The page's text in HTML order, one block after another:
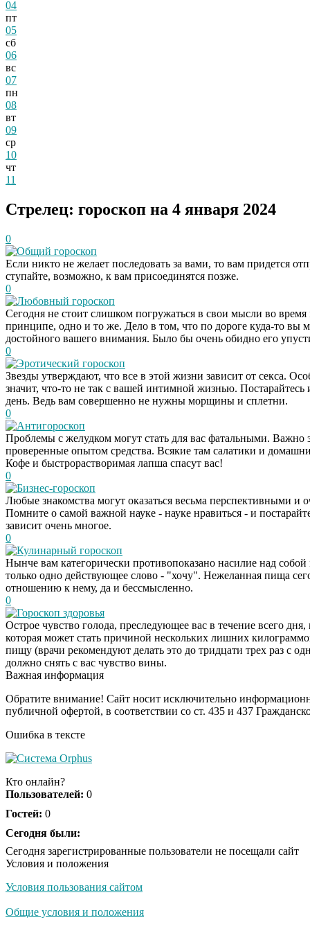
04
пт
05
сб
06
вс
07
пн
08
вт
09
ср
10
чт
11
Стрелец: гороскоп на 4 января 2024
0
Общий гороскоп
Если никто не желает последовать за вами, то вам придется
ступайте, возможно, к вам присоединятся позже.
0
Любовный гороскоп
Сегодня не стоит слишком погружаться в свои мысли во
принципе, одно и то же. Дело в том, что по дороге куда-то вы
достойного вашего внимания. Было бы очень обидно его
0
Эротический гороскоп
Звезды утверждают, что все в этой жизни зависит от секса.
значит, что-то не так с вашей интимной жизнью.
день. Ведь вам совершенно не нужны морщины и сплетни.
0
Антигороскоп
Проблемы с желудком могут стать для вас фатальными.
проверенные опытом средства. Всякие там салатики и
Кофе и быстрорастворимая лапша спасут вас!
0
Бизнес-гороскоп
Любые знакомства могут оказаться весьма перспективными
Помните о самой важной науке - науке нравиться - и
зависит очень многое.
0
Кулинарный гороскоп
Нынче вам категорически противопоказано насилие над
только одно действующее слово - "хочу". Нежеланная пища
отношению к нему, да и бессмысленно.
0
Гороскоп здоровья
Острое чувство голода, преследующее вас в течение всего
которая может стать причиной нескольких лишних
пищу (врачи рекомендуют делать это до тридцати трех раз с
должно снять с вас чувство вины.
Важная информация
Обратите внимание! Сайт носит исключительно
публичной офертой, в соответствии со ст. 435 и 437
Ошибка в тексте
Кто онлайн?
Пользователей: 0
Гостей: 0
Сегодня были:
Сегодня зарегистрированные пользователи не посещали сайт
Условия и положения
Условия пользования сайтом
Общие условия и положения